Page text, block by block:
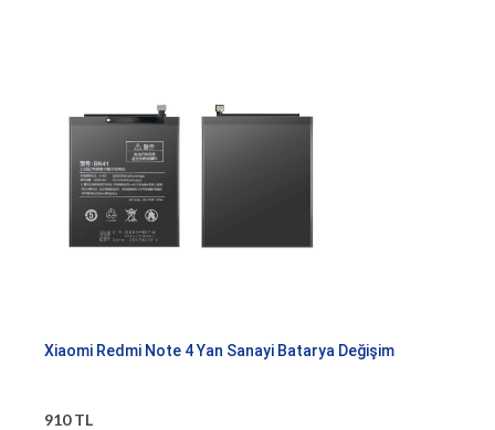
Xiaomi Redmi Note 4 Yan Sanayi Batarya Değişim
910 TL